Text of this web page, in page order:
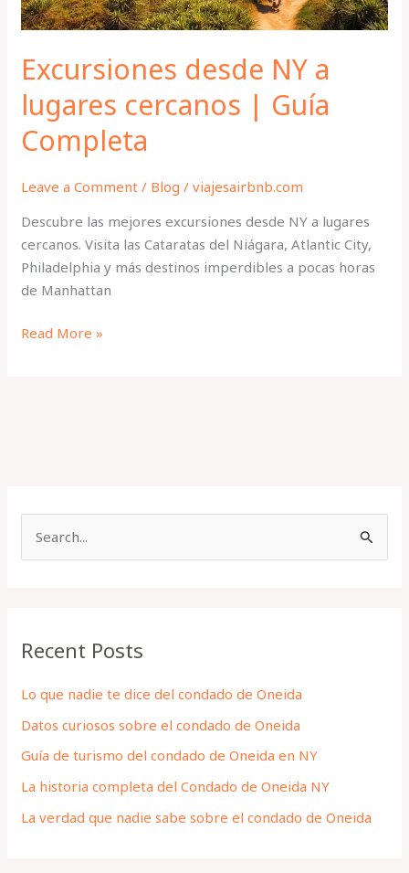
Excursiones desde NY a
lugares cercanos | Guía
Completa
Leave a Comment / Blog /viajesairbnb.com
Descubre las mejores excursiones desde NY a lugares
cercanos. Visita las Cataratas del Niágara, Atlantic City,
Philadelphia y más destinos imperdibles a pocas horas
de Manhattan
Completa
Read More »
c
f
o
r
:
Recent Posts
Lo que nadie te dice del condado de Oneida
Datos curiosos sobre el condado de Oneida
Guía de turismo del condado de Oneida en NY
La historia completa del Condado de Oneida NY
La verdad que nadie sabe sobre el condado de Oneida